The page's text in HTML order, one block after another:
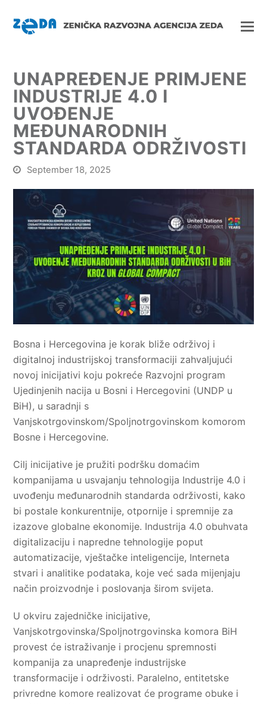
UNAPREĐENJE PRIMJENE
INDUSTRIJE 4.0 I
UVOĐENJE
MEĐUNARODNIH
STANDARDA ODRŽIVOSTI
September 18, 2025
Bosna i Hercegovina je korak bliže održivoj i
digitalnoj industrijskoj transformaciji zahvaljujući
novoj inicijativi koju pokreće Razvojni program
Ujedinjenih nacija u Bosni i Hercegovini (UNDP u
BiH), u saradnji s
Vanjskotrgovinskom/Spoljnotrgovinskom komorom
Bosne i Hercegovine.
Cilj inicijative je pružiti podršku domaćim
kompanijama u usvajanju tehnologija Industrije 4.0 i
uvođenju međunarodnih standarda održivosti, kako
bi postale konkurentnije, otpornije i spremnije za
izazove globalne ekonomije. Industrija 4.0 obuhvata
digitalizaciju i napredne tehnologije poput
automatizacije, vještačke inteligencije, Interneta
stvari i analitike podataka, koje već sada mijenjaju
način proizvodnje i poslovanja širom svijeta.
U okviru zajedničke inicijative,
Vanjskotrgovinska/Spoljnotrgovinska komora BiH
provest će istraživanje i procjenu spremnosti
kompanija za unapređenje industrijske
transformacije i održivosti. Paralelno, entitetske
privredne komore realizovat će programe obuke i